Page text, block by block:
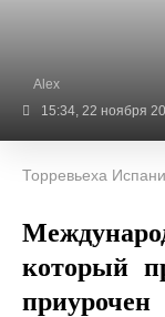
Alex
15:34, 22 ноября
Торревьеха
который